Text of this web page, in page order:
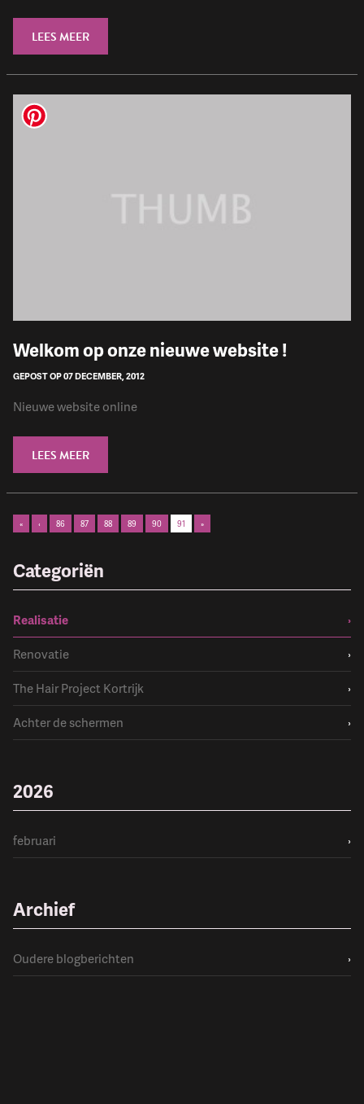
LEES MEER
Welkom op onze nieuwe website !
GEPOST OP 07 DECEMBER, 2012
Nieuwe website online
LEES MEER
« ‹ 86 87 88 89 90 91 »
Categoriën
Realisatie
›
Renovatie
›
The Hair Project Kortrijk
›
Achter de schermen
›
2026
februari ›
Archief
Oudere blogberichten ›